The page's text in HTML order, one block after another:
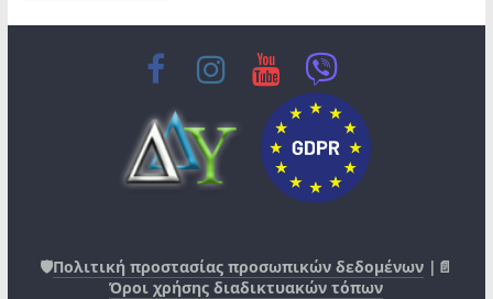
🛡️Πολιτική προστασίας προσωπικών δεδομένων |📄
Όροι χρήσης διαδικτυακών τόπων